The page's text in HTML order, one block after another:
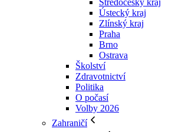
Středočeský kraj
Ústecký kraj
Zlínský kraj
Praha
Brno
Ostrava
Školství
Zdravotnictví
Politika
O počasí
Volby 2026
Zahraničí